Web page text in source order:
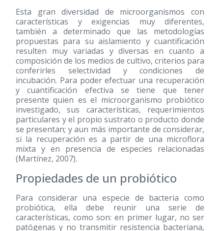
Esta gran diversidad de microorganismos con
características y exigencias muy diferentes,
también a determinado que las metodologías
propuestas para su aislamiento y cuantificación
resulten muy variadas y diversas en cuanto a
composición de los medios de cultivo, criterios para
conferirles selectividad y condiciones de
incubación. Para poder efectuar una recuperación
y cuantificación efectiva se tiene que tener
presente quien es el microorganismo probiótico
investigado, sus características, requerimientos
particulares y el propio sustrato o producto donde
se presentan; y aun más importante de considerar,
si la recuperación es a partir de una microflora
mixta y en presencia de especies relacionadas
(Martínez, 2007).
Propiedades de un probiótico
Para considerar una especie de bacteria como
probiótica, ella debe reunir una serie de
características, como son: en primer lugar, no ser
patógenas y no transmitir resistencia bacteriana,